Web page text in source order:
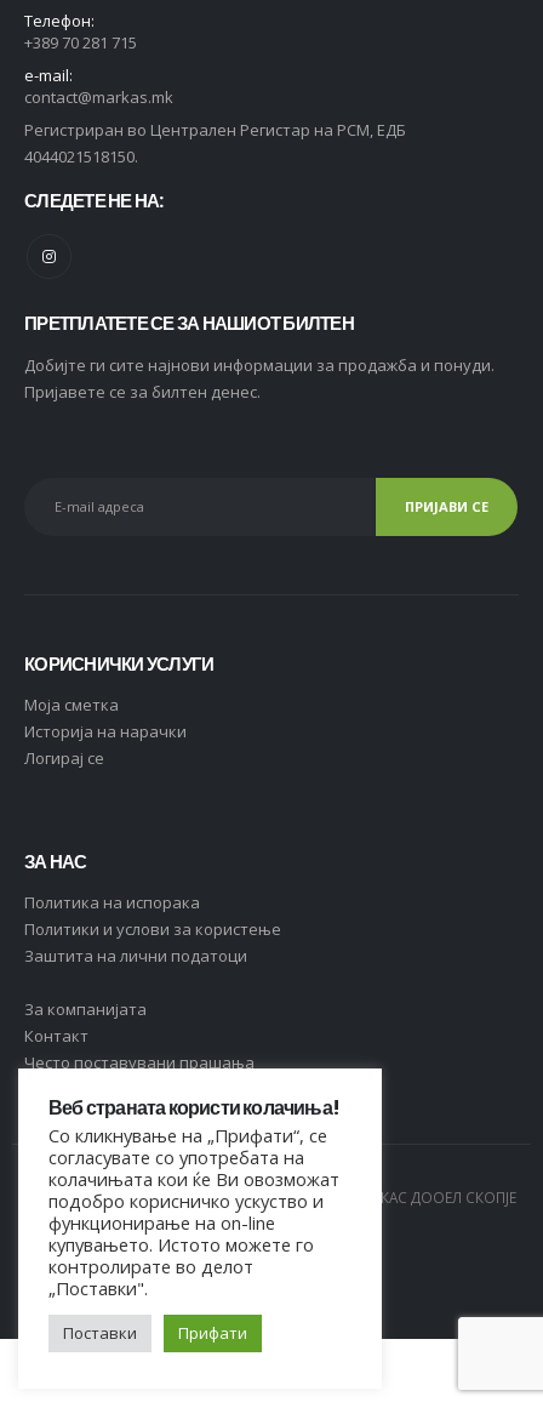
Телефон:
+389 70 281 715
e-mail:
contact@markas.mk
Регистриран во Централен Регистар на РСМ, ЕДБ
4044021518150.
СЛЕДЕТЕ НЕ НА:
ПРЕТПЛАТЕТЕ СЕ ЗА НАШИОТ БИЛТЕН
Добијте ги сите најнови информации за продажба и понуди.
Пријавете се за билтен денес.
КОРИСНИЧКИ УСЛУГИ
Moja сметка
Историја на нарачки
Логирај се
ЗА НАС
Политика на испорака
Политики и услови за користење
Заштита на лични податоци
За компанијата
Контакт
Често поставувани прашања
© Copyright 2021. Сите права се задржани од МАРКАС ДООЕЛ СКОПЈЕ
- 4044021518150
Веб страната користи колачиња!
Со кликнување на „Прифати“, се
согласувате со употребата на
колачињата кои ќе Ви овозможат
подобро корисничко ускуство и
функционирање на on-line
купувањето. Истото можете го
контролирате во делот
„Поставки".
Поставки Прифати